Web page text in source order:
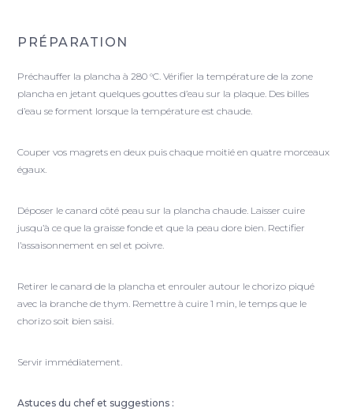
PRÉPARATION
Préchauffer la plancha à 280 °C. Vérifier la température de la zone
plancha en jetant quelques gouttes d’eau sur la plaque. Des billes
d’eau se forment lorsque la température est chaude.
Couper vos magrets en deux puis chaque moitié en quatre morceaux
égaux.
Déposer le canard côté peau sur la plancha chaude. Laisser cuire
jusqu’à ce que la graisse fonde et que la peau dore bien. Rectifier
l’assaisonnement en sel et poivre.
Retirer le canard de la plancha et enrouler autour le chorizo piqué
avec la branche de thym. Remettre à cuire 1 min, le temps que le
chorizo soit bien saisi.
Servir immédiatement.
Astuces du chef et suggestions :